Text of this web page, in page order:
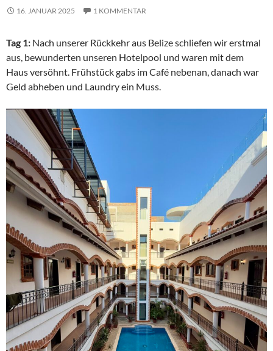
16. JANUAR 2025 1 KOMMENTAR
Tag 1: Nach unserer Rückkehr aus Belize schliefen wir erstmal
aus, bewunderten unseren Hotelpool und waren mit dem
Haus versöhnt. Frühstück gabs im Café nebenan, danach war
Geld abheben und Laundry ein Muss.